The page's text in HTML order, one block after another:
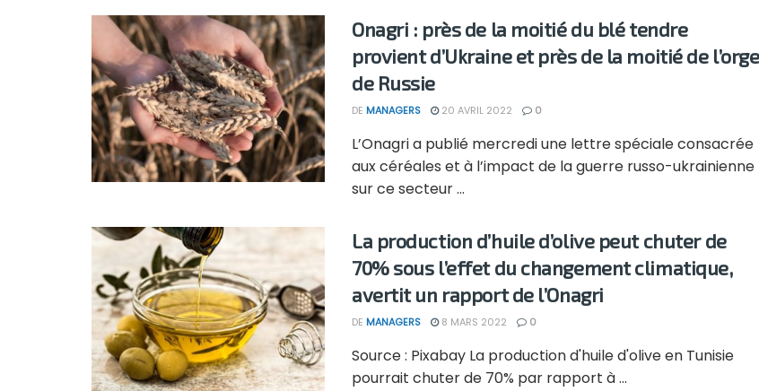
Onagri : près de la moitié du blé tendre
provient d’Ukraine et près de la moitié de l’orge
de Russie
DE MANAGERS 20 AVRIL 2022 0
L’Onagri a publié mercredi une lettre spéciale consacrée
aux céréales et à l’impact de la guerre russo-ukrainienne
sur ce secteur ...
La production d’huile d’olive peut chuter de
70% sous l’effet du changement climatique,
avertit un rapport de l’Onagri
DE MANAGERS 8 MARS 2022 0
Source : Pixabay La production d'huile d'olive en Tunisie
pourrait chuter de 70% par rapport à ...